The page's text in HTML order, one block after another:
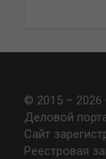
© 2015 – 2026
Деловой
Сайт
Реестровая